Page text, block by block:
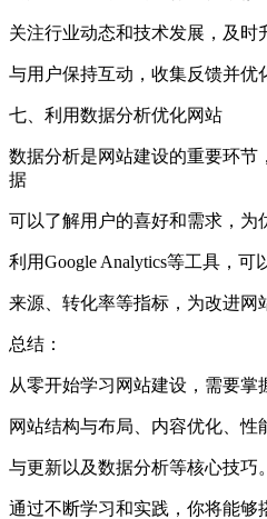
关注行业动态和技术发展，及时
与用户保持互动，收集反馈并优
七、利用数据分析优化网站
数据分析是网站建设的重要环节
据
可以了解用户的喜好和需求，为
利用Google Analytics等工具，可
来源、转化率等指标，为改进网
总结：
从零开始学习网站建设，需要
网站结构与布局、内容优化、性
与更新以及数据分析等核心技巧。
通过不断学习和实践，你将能够